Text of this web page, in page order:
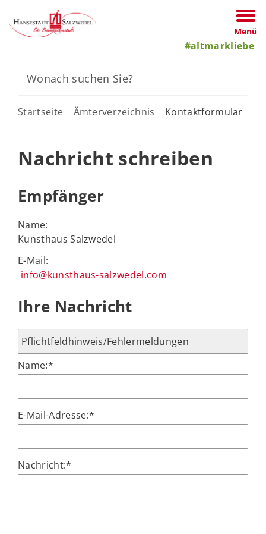
Menü
#altmarkliebe
Startseite Ämterverzeichnis Kontaktformular
Nachricht schreiben
Empfänger
Name:
Kunsthaus Salzwedel
E-Mail:
info@kunsthaus-salzwedel.com
Ihre Nachricht
Name:*
E-Mail-Adresse:*
Nachricht:*